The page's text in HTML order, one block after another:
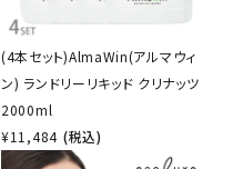
(4本セット)AlmaWin(アルマウィ
ン) ランドリーリキッド クリナッツ
2000ml
¥11,484 (税込)